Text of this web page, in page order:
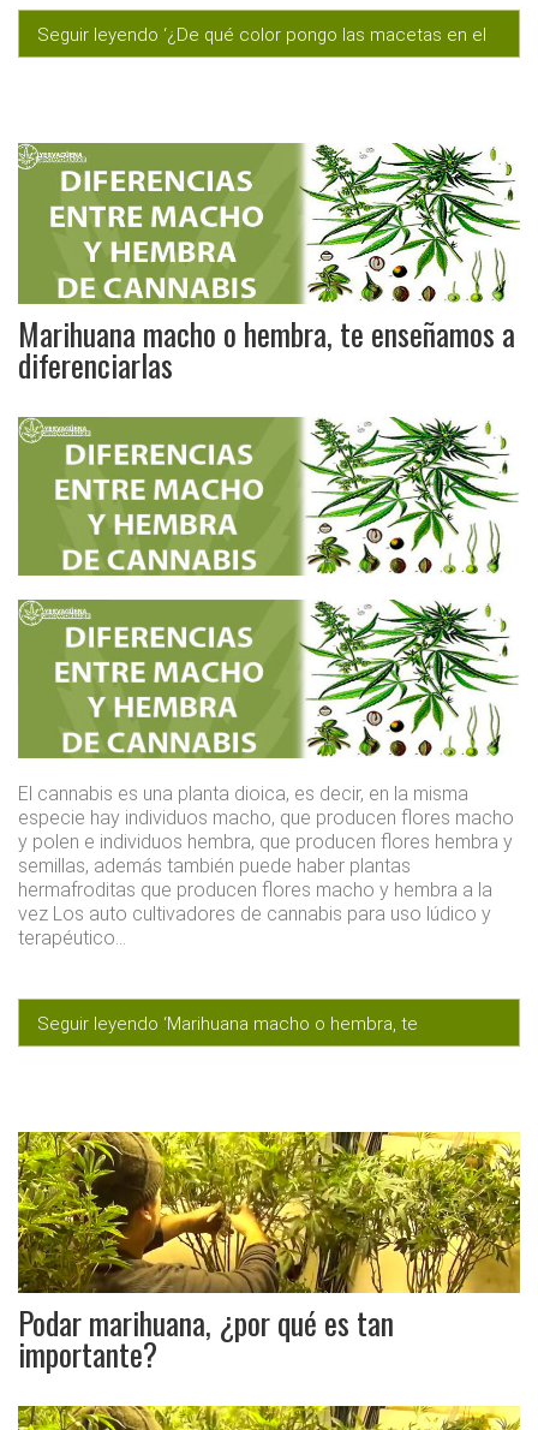
Seguir leyendo ‘¿De qué color pongo las macetas en el
Marihuana macho o hembra, te enseñamos a
diferenciarlas
El cannabis es una planta dioica, es decir, en la misma
especie hay individuos macho, que producen flores macho
y polen e individuos hembra, que producen flores hembra y
semillas, además también puede haber plantas
hermafroditas que producen flores macho y hembra a la
vez Los auto cultivadores de cannabis para uso lúdico y
terapéutico…
Seguir leyendo ‘Marihuana macho o hembra, te
Podar marihuana, ¿por qué es tan
importante?